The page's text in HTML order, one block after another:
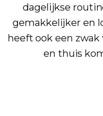
dagelijkse
gemakkelijker en
heeft ook een
en thuis